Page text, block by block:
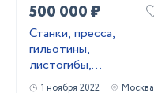
500 000 ₽
Станки, пресса,
гильотины,
листогибы,
трубогибы, вальцы,
1 ноября 2022 Москва